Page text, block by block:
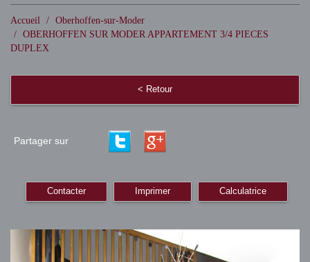
Accueil
Oberhoffen-sur-Moder
OBERHOFFEN SUR MODER APPARTEMENT 3/4 PIECES
DUPLEX
< Retour
Partager sur
Contacter Imprimer Calculatrice